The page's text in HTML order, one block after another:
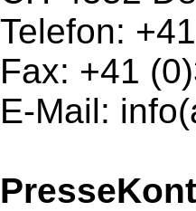
Telefon:
Fax: +41
E-Mail: